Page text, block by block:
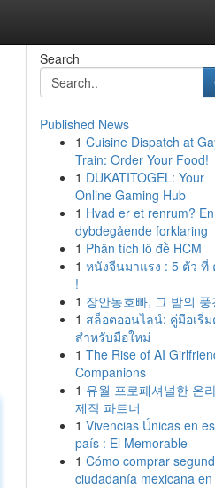
Search
Published News
1 Cuisine Dispatch at
Train: Order Your Food!
1 DUKATITOGEL: Your
Online Gaming Hub
1 Hvad er et renrum? En
dybdegående forklaring
1 Phân tích lô đề HCM
1 หนังจีนมาแรง : 5 ตัว ที่
!
1 장안동호빠, 그 밤의 풍
1 สล็อตออนไลน์: คู่มือเริ่
สำหรับมือใหม่
1 The Rise of AI
Companions
1 유월 프로페셔널한 온
제작 파트너
1 Vivencias Únicas en
país : El Memorable
1 Cómo comprar
ciudadanía mexicana